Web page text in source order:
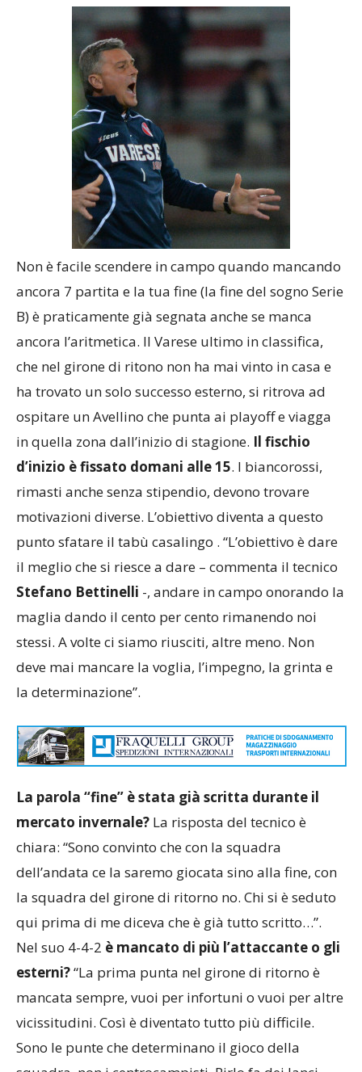
Non è facile scendere in campo quando mancando
ancora 7 partita e la tua fine (la fine del sogno Serie
B) è praticamente già segnata anche se manca
ancora l’aritmetica. Il Varese ultimo in classifica,
che nel girone di ritono non ha mai vinto in casa e
ha trovato un solo successo esterno, si ritrova ad
ospitare un Avellino che punta ai playoff e viagga
in quella zona dall’inizio di stagione. Il fischio
d’inizio è fissato domani alle 15. I biancorossi,
rimasti anche senza stipendio, devono trovare
motivazioni diverse. L’obiettivo diventa a questo
punto sfatare il tabù casalingo . “L’obiettivo è dare
il meglio che si riesce a dare – commenta il tecnico
Stefano Bettinelli -, andare in campo onorando la
maglia dando il cento per cento rimanendo noi
stessi. A volte ci siamo riusciti, altre meno. Non
deve mai mancare la voglia, l’impegno, la grinta e
la determinazione”.
La parola “fine” è stata già scritta durante il
La risposta del tecnico è
chiara: “Sono convinto che con la squadra
dell’andata ce la saremo giocata sino alla fine, con
la squadra del girone di ritorno no. Chi si è seduto
qui prima di me diceva che è già tutto scritto…”.
Nel suo 4-4-2
è mancato di più l’attaccante o gli
“La prima punta nel girone di ritorno è
mancata sempre, vuoi per infortuni o vuoi per altre
vicissitudini. Così è diventato tutto più difficile.
Sono le punte che determinano il gioco della